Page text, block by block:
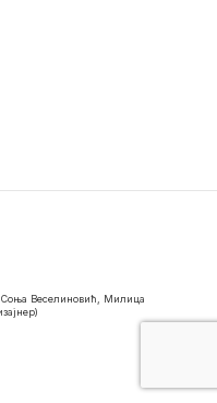
Веселиновић, Милица